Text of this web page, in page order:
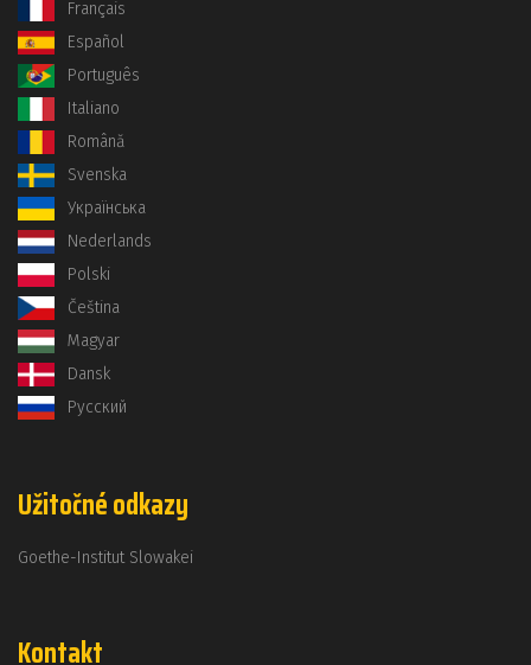
Français
Español
Português
Italiano
Română
Svenska
Українська
Nederlands
Polski
Čeština
Magyar
Dansk
Русский
Užitočné odkazy
Goethe-Institut Slowakei
Kontakt